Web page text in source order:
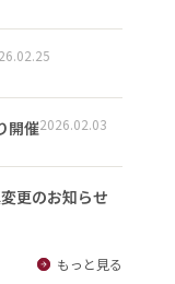
開催2026.02.03
更のお知らせ
もっと見る